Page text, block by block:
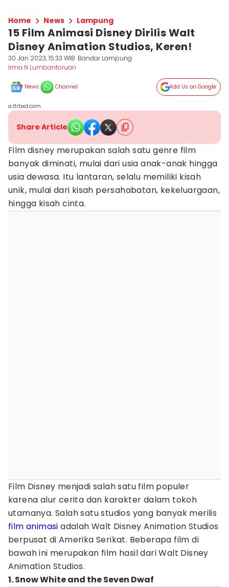
Home News Lampung
15 Film Animasi Disney Dirilis Walt
Disney Animation Studios, Keren!
30 Jan 2023, 15:33 WIB Bandar Lampung
Irma N Lumbantoruan
News Channel Add Us on Google
a.ltrbxd.com
Share Article
Film disney merupakan salah satu genre film
banyak diminati, mulai dari usia anak-anak hingga
usia dewasa. Itu lantaran, selalu memiliki kisah
unik, mulai dari kisah persahabatan, kekeluargaan,
hingga kisah cinta.
Film Disney menjadi salah satu film populer
karena alur cerita dan karakter dalam tokoh
utamanya. Salah satu studios yang banyak merilis
film animasi adalah Walt Disney Animation Studios
berpusat di Amerika Serikat. Beberapa film di
bawah ini merupakan film hasil dari Walt Disney
Animation Studios.
1. Snow White and the Seven Dwaf